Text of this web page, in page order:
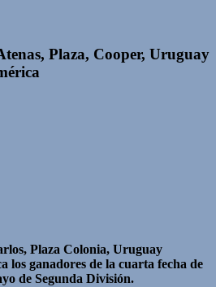
Plaza, Cooper, Uruguay
Plaza Colonia, Uruguay
los ganadores de la cuarta fecha de
de Segunda División.